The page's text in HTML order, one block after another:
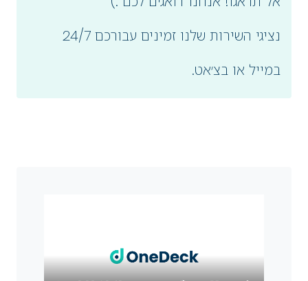
נציגי השירות שלנו זמינים עבורכם 24/7
במייל או בצ׳אט.